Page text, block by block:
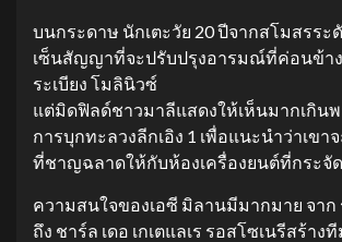
บนกระดาษ นักเตะวัย 20 ปีจากสโมสรระ
เซ็นสัญญาที่จะปรับปรุงอารมณ์ที่ค่อนข้าง
ระเบียง โมลินิวซ์
แต่มิดฟิลด์ชาวมาลีแสดงให้เห็นมากเกิน
การบุกทะลวงลีกเอิง 1 เพื่อแนะนำว่าเขา
ที่ชาญฉลาดให้กับห้องเครื่องยนต์ที่กระจั
ความสนใจของเอซี มิลานมีมากมาย จาก
ถึง ชาร์ล เดอ เกเตแลเร รอสโซเนรีสร้า